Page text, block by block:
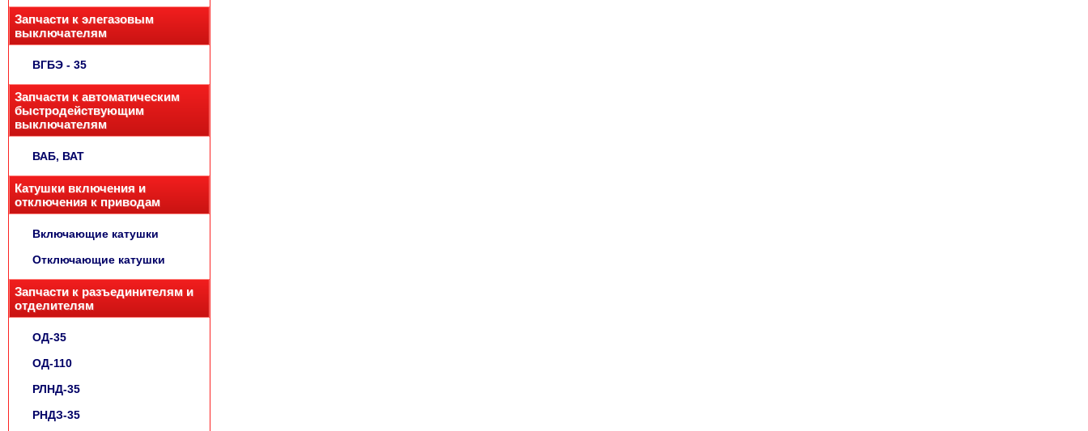
Запчасти к элегазовым
выключателям
ВГБЭ - 35
Запчасти к автоматическим
быстродействующим
выключателям
ВАБ, ВАТ
Катушки включения и
отключения к приводам
Включающие катушки
Отключающие катушки
Запчасти к разъединителям и
отделителям
ОД-35
ОД-110
РЛНД-35
РНДЗ-35